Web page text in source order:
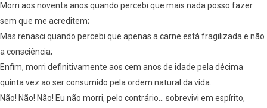
Morri aos noventa anos quando percebi que mais nada posso fazer
sem que me acreditem;
Mas renasci quando percebi que apenas a carne está fragilizada e não
a consciência;
Enfim, morri definitivamente aos cem anos de idade pela décima
quinta vez ao ser consumido pela ordem natural da vida.
Não! Não! Não! Eu não morri, pelo contrário… sobrevivi em espírito,